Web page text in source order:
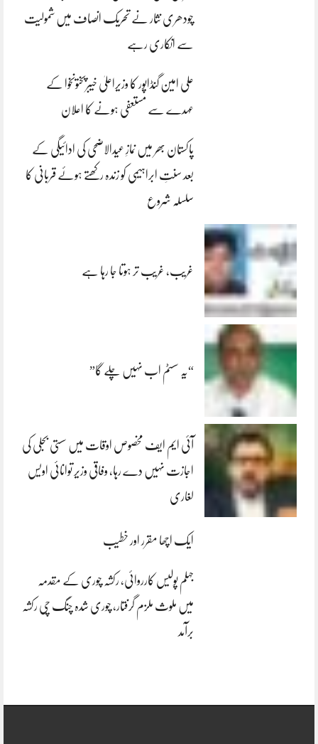
چودھری نثار نے تحریک انصاف میں شمولیت
سے انکاری رہے
علی امین گنڈاپور کا وزیراعلیٰ خیبرپختونخوا کے
عہدے سے مستعفی ہونے کا اعلان
پاکستان بھر میں نمازِ عیدالاضحی کی ادائیگی کے
بعد سنتِ ابراہیمی کو زندہ رکھتے ہوئے قربانی کا
سلسلہ شروع
غریب، غریب تر ہوتا جا رہا ہے
“یہ سسٹم اب نہیں چلے گا”
آئی ایم ایف مخصوص اوقات میں سستی بجلی کی
اجازت نہیں دے رہا، وفاقی وزیر توانائی اویس
لغاری
ایک اچھا مقرر اور خطیب
جہلم پولیس کارروائی، رکشہ چوری کے مقدمہ
میں ملوث ملزم گرفتار، چوری شدہ چنگ چی رکشہ
برآمد